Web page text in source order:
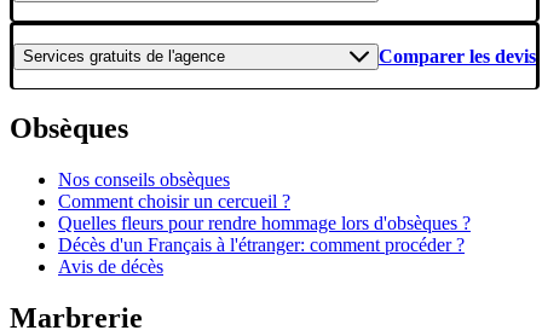
Services gratuits de l'agence Comparer les devis
Obsèques
Nos conseils obsèques
Comment choisir un cercueil ?
Quelles fleurs pour rendre hommage lors d'obsèques ?
Décès d'un Français à l'étranger: comment procéder ?
Avis de décès
Marbrerie